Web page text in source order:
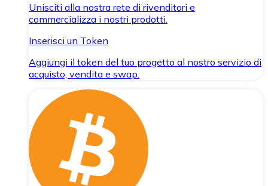
Unisciti alla nostra rete di rivenditori e
commercializza i nostri prodotti.
Inserisci un Token
Aggiungi il token del tuo progetto al nostro servizio di
acquisto, vendita e swap.